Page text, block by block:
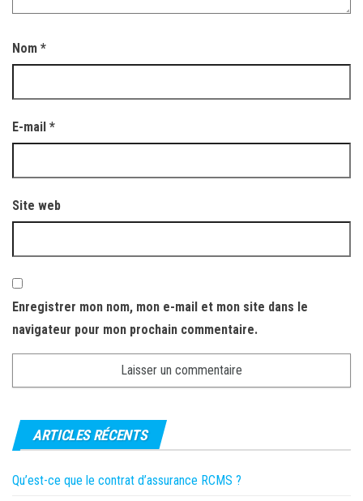
Nom *
E-mail *
Site web
Enregistrer mon nom, mon e-mail et mon site dans le
navigateur pour mon prochain commentaire.
ARTICLES RÉCENTS
Qu’est-ce que le contrat d’assurance RCMS ?